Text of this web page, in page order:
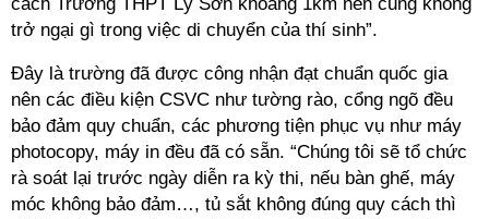
trở ngại gì trong việc di chuyển của thí sinh”.
Đây là trường đã được công nhận đạt chuẩn quốc gia
nên các điều kiện CSVC như tường rào, cổng ngõ đều
bảo đảm quy chuẩn, các phương tiện phục vụ như máy
photocopy, máy in đều đã có sẵn. “Chúng tôi sẽ tổ chức
rà soát lại trước ngày diễn ra kỳ thi, nếu bàn ghế, máy
móc không bảo đảm…, tủ sắt không đúng quy cách thì